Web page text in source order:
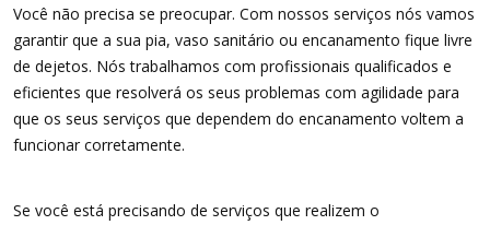
Você não precisa se preocupar. Com nossos serviços nós vamos
garantir que a sua pia, vaso sanitário ou encanamento fique livre
de dejetos. Nós trabalhamos com profissionais qualificados e
eficientes que resolverá os seus problemas com agilidade para
que os seus serviços que dependem do encanamento voltem a
funcionar corretamente.
Se você está precisando de serviços que realizem o